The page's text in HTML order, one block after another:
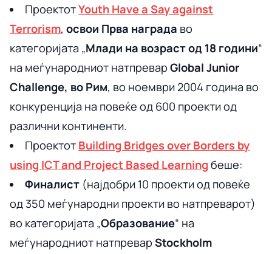
ПроектотYouth Have a Say against
Terrorism, освои Прва награда во
категоријата „Млади на возраст од 18 години“
на меѓународниот натпревар Global Junior
Challenge, во Рим, во ноември 2004 година во
конкуренција на повеќе од 600 проекти од
различни континенти.
Проектот Building Bridges over Borders by
using ICT and Project Based Learning беше:
Финалист (најдобри 10 проекти од повеќе
од 350 меѓународни проекти во натпреварот)
во категоријата „Образование“ на
меѓународниот натпревар Stockholm